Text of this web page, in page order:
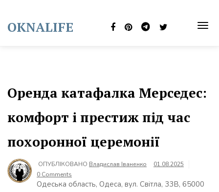
content
OKNALIFE
Оренда катафалка Мерседес:
комфорт і престиж під час
похоронної церемонії
ОПУБЛІКОВАНО Владислав Іваненко
01.08.2025
0 Comments
Одеська область, Одеса, вул. Світла, 33В, 65000